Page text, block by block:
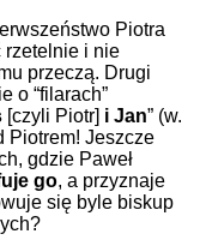
Piotra
rzetelnie i nie
przeczą. Drugi
o “filarach”
[czyli Piotr] i Jan” (w.
Piotrem! Jeszcze
gdzie Paweł
go, a przyznaje
się byle biskup